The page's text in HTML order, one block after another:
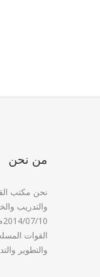
من نحن
نحن مكتب
والتدريب
القوات
والتطوير